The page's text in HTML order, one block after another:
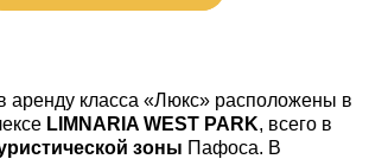
аренду класса «Люкс» расположены в
LIMNARIA WEST PARK, всего в
зоны Пафоса. В